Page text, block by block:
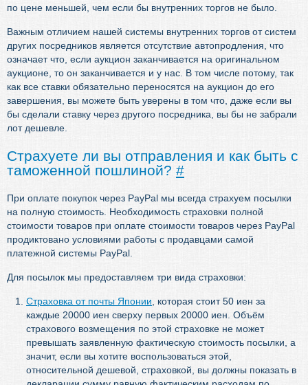
по цене меньшей, чем если бы внутренних торгов не было.
Важным отличием нашей системы внутренних торгов от систем
других посредников является отсутствие автопродления, что
означает что, если аукцион заканчивается на оригинальном
аукционе, то он заканчивается и у нас. В том числе потому, так
как все ставки обязательно переносятся на аукцион до его
завершения, вы можете быть уверены в том что, даже если вы
бы сделали ставку через другого посредника, вы бы не забрали
лот дешевле.
Страхуете ли вы отправления и как быть с
таможенной пошлиной? #
При оплате покупок через PayPal мы всегда страхуем посылки
на полную стоимость. Необходимость страховки полной
стоимости товаров при оплате стоимости товаров через PayPal
продиктовано условиями работы с продавцами самой
платежной системы PayPal.
Для посылок мы предоставляем три вида страховки:
Страховка от почты Японии , которая стоит 50 иен за
каждые 20000 иен сверху первых 20000 иен. Объём
страхового возмещения по этой страховке не может
превышать заявленную фактическую стоимость посылки, а
значит, если вы хотите воспользоваться этой,
относительной дешевой, страховкой, вы должны показать в